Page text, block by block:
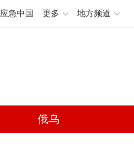
应急中国 更多 地方频道
俄乌